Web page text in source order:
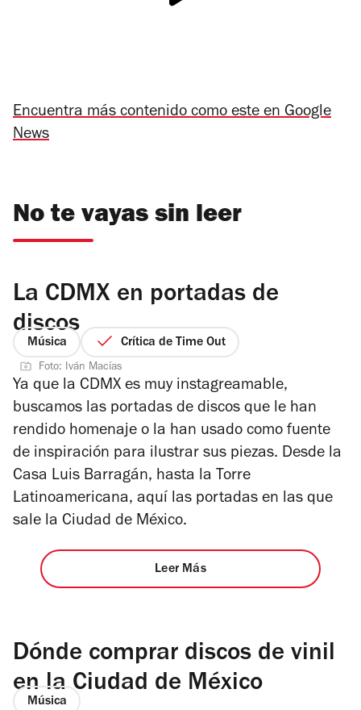
Encuentra más contenido como este en Google
News
No te vayas sin leer
La CDMX en portadas de
discos
Música Crítica de Time Out
Foto: Iván Macías
Ya que la CDMX es muy instagreamable,
buscamos las portadas de discos que le han
rendido homenaje o la han usado como fuente
de inspiración para ilustrar sus piezas. Desde la
Casa Luis Barragán, hasta la Torre
Latinoamericana, aquí las portadas en las que
sale la Ciudad de México.
Leer Más
Dónde comprar discos de vinil
en la Ciudad de México
Música